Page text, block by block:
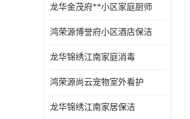
龙华金茂府**小区家庭厨师
鸿荣源博誉府小区酒店保洁
龙华锦绣江南家庭消毒
鸿荣源尚云宠物室外看护
龙华锦绣江南家居保洁